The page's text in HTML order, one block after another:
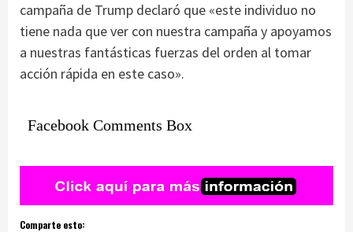
campaña de Trump declaró que «este individuo no
tiene nada que ver con nuestra campaña y apoyamos
a nuestras fantásticas fuerzas del orden al tomar
acción rápida en este caso».
Facebook Comments Box
Comparte esto: